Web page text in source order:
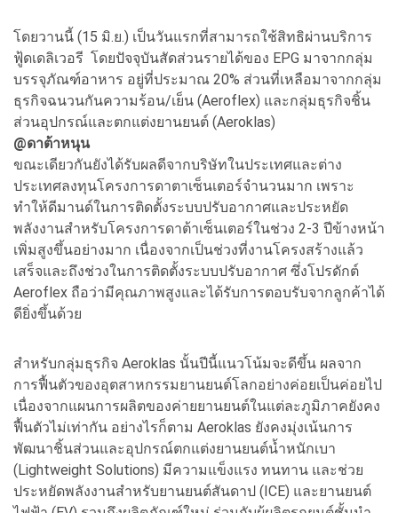
โดยวานนี้ (15 มิ.ย.) เป็นวันแรกที่สามารถใช้สิทธิผ่านบริการ
ฟู้ดเดลิเวอรี โดยปัจจุบันสัดส่วนรายได้ของ EPG มาจากกลุ่ม
บรรจุภัณฑ์อาหาร อยู่ที่ประมาณ 20% ส่วนที่เหลือมาจากกลุ่ม
ธุรกิจฉนวนกันความร้อน/เย็น (Aeroflex) และกลุ่มธุรกิจชิ้น
ส่วนอุปกรณ์และตกแต่งยานยนต์ (Aeroklas)
@ดาต้าหนุน
ขณะเดียวกันยังได้รับผลดีจากบริษัทในประเทศและต่าง
ประเทศลงทุนโครงการดาตาเซ็นเตอร์จำนวนมาก เพราะ
ทำให้ดีมานด์ในการติดตั้งระบบปรับอากาศและประหยัด
พลังงานสำหรับโครงการดาต้าเซ็นเตอร์ในช่วง 2-3 ปีข้างหน้า
เพิ่มสูงขึ้นอย่างมาก เนื่องจากเป็นช่วงที่งานโครงสร้างแล้ว
เสร็จและถึงช่วงในการติดตั้งระบบปรับอากาศ ซึ่งโปรดักต์
Aeroflex ถือว่ามีคุณภาพสูงและได้รับการตอบรับจากลูกค้าได้
ดียิ่งขึ้นด้วย
สำหรับกลุ่มธุรกิจ Aeroklas นั้นปีนี้แนวโน้มจะดีขึ้น ผลจาก
การฟื้นตัวของอุตสาหกรรมยานยนต์โลกอย่างค่อยเป็นค่อยไป
เนื่องจากแผนการผลิตของค่ายยานยนต์ในแต่ละภูมิภาคยังคง
ฟื้นตัวไม่เท่ากัน อย่างไรก็ตาม Aeroklas ยังคงมุ่งเน้นการ
พัฒนาชิ้นส่วนและอุปกรณ์ตกแต่งยานยนต์น้ำหนักเบา
(Lightweight Solutions) มีความแข็งแรง ทนทาน และช่วย
ประหยัดพลังงานสำหรับยานยนต์สันดาป (ICE) และยานยนต์